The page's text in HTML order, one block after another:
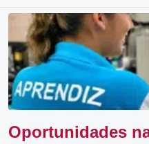
Oportunidades